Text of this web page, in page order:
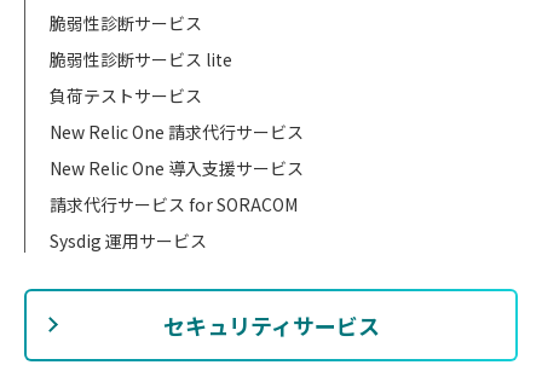
脆弱性診断サービス
脆弱性診断サービス lite
負荷テストサービス
New Relic One 請求代行サービス
New Relic One 導入支援サービス
請求代行サービス for SORACOM
Sysdig 運用サービス
セキュリティサービス